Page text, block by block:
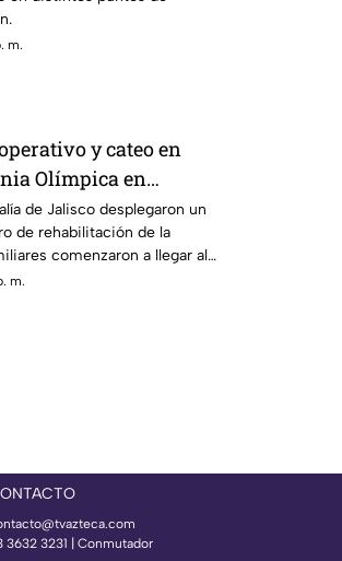
m.
y cateo en
Olímpica en
de Jalisco desplegaron un
de rehabilitación de la
comenzaron a llegar al
m.
3632 3231 | Conmutador